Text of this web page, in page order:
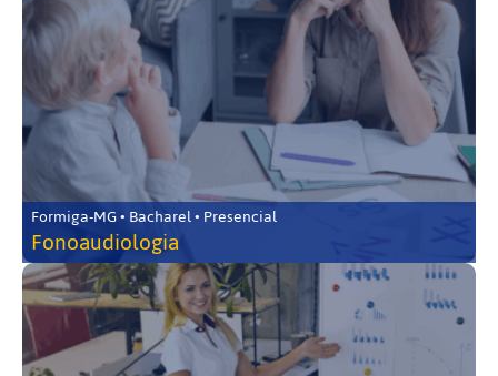
Formiga-MG • Bacharel • Presencial
Fonoaudiologia